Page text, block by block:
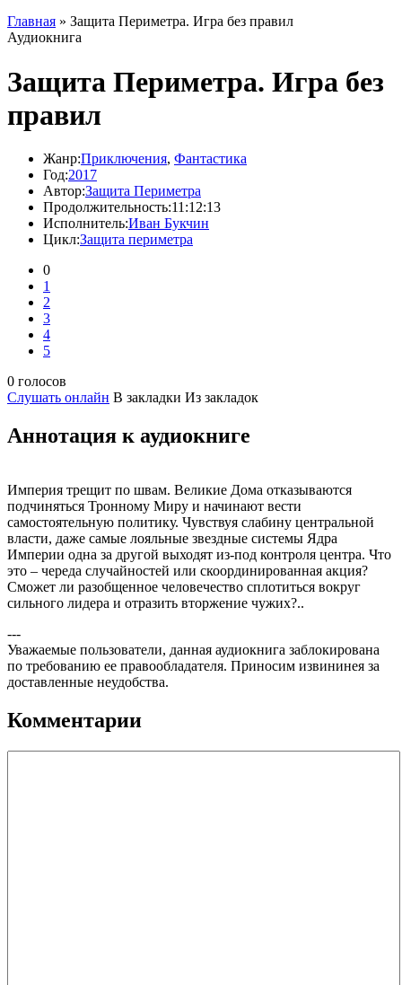
Главная » Защита Периметра. Игра без правил
Аудиокнига
Защита Периметра. Игра без
правил
Жанр:Приключения, Фантастика
Год:2017
Автор:Защита Периметра
Продолжительность:11:12:13
Исполнитель:Иван Букчин
Цикл:Защита периметра
0
1
2
3
4
5
0 голосов
Слушать онлайн В закладки Из закладок
Аннотация к аудиокниге
Империя трещит по швам. Великие Дома отказываются
подчиняться Тронному Миру и начинают вести
самостоятельную политику. Чувствуя слабину центральной
власти, даже самые лояльные звездные системы Ядра
Империи одна за другой выходят из-под контроля центра. Что
это – череда случайностей или скоординированная акция?
Сможет ли разобщенное человечество сплотиться вокруг
сильного лидера и отразить вторжение чужих?..
---
Уважаемые пользователи, данная аудиокнига заблокирована
по требованию ее правообладателя. Приносим извининея за
доставленные неудобства.
Комментарии